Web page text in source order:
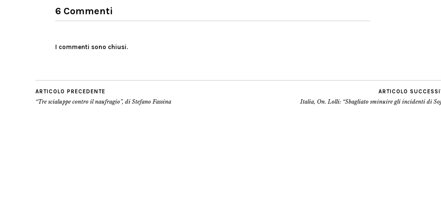
6 Commenti
I commenti sono chiusi.
ARTICOLO PRECEDENTE
“Tre scialuppe contro il naufragio”, di Stefano Fassina
ARTICOLO
Italia, On. Lolli: “Sbagliato sminuire gli incidenti di